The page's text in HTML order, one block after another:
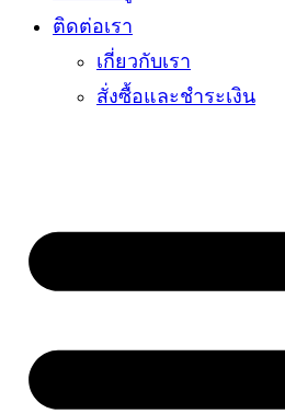
ติดต่อเรา
เกี่ยวกับเรา
สั่งซื้อและชำระเงิน